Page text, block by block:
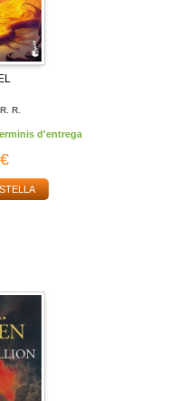
R.
d'entrega